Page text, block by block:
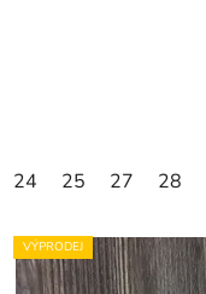
24 25 27 28
VÝPRODEJ